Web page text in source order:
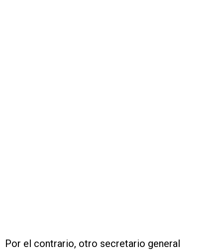
Por el contrario, otro secretario general